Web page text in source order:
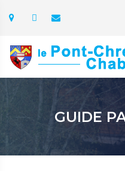
GUIDE